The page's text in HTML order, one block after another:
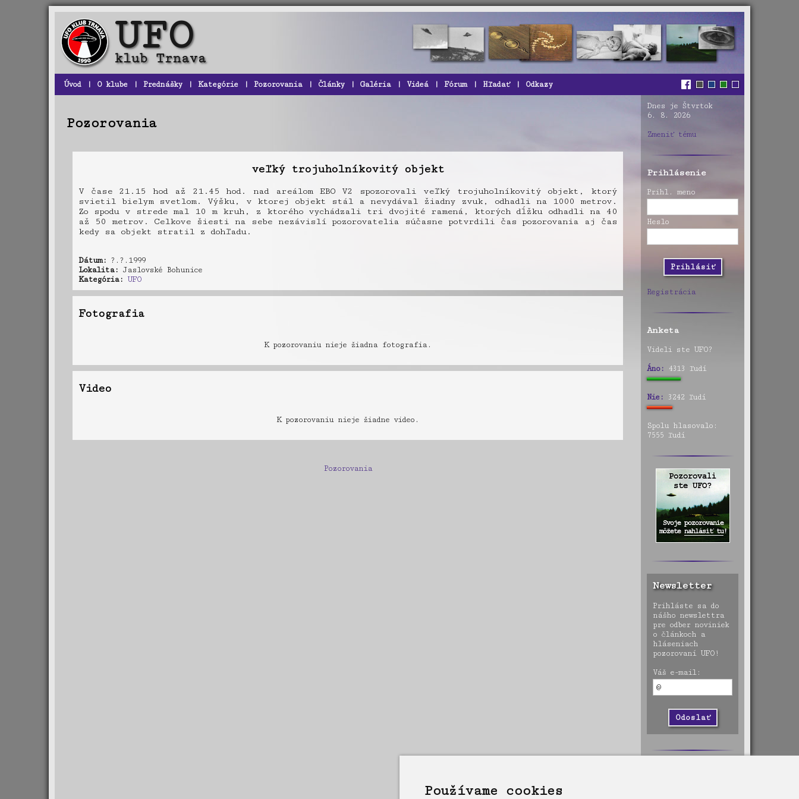
Používame cookies
Úvod | O klube | Prednášky | Kategórie | Pozorovania | Články | Galéria | Videá | Fórum | Hľadať | Odkazy
Pozorovania
veľký trojuholníkovitý objekt
V čase 21.15 hod až 21.45 hod. nad areálom EBO V2 spozorovali veľký trojuholníkovitý objekt, ktorý
svietil bielym svetlom. Výšku, v ktorej objekt stál a nevydával žiadny zvuk, odhadli na 1000 metrov.
Zo spodu v strede mal 10 m kruh, z ktorého vychádzali tri dvojité ramená, ktorých dĺžku odhadli na 40
až 50 metrov. Celkove šiesti na sebe nezávislí pozorovatelia súčasne potvrdili čas pozorovania aj čas
kedy sa objekt stratil z dohľadu.
Dátum: ?.?.1999
Lokalita: Jaslovské Bohunice
Kategória: UFO
Fotografia
K pozorovaniu nieje žiadna fotografia.
Video
K pozorovaniu nieje žiadne video.
Pozorovania
Dnes je Štvrtok
6. 8. 2026
Zmeniť tému
Prihlásenie
Prihl. meno
Heslo
Registrácia
Anketa
Videli ste UFO?
Áno: 4313 ľudí
Nie: 3242 ľudí
Spolu hlasovalo:
7555 ľudí
Newsletter
Prihláste sa do
nášho newslettra
pre odber noviniek
o článkoch a
hláseniach
pozorovaní UFO!
Váš e-mail: